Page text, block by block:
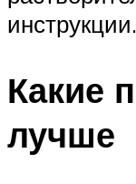
инструкции.
Какие
лучше